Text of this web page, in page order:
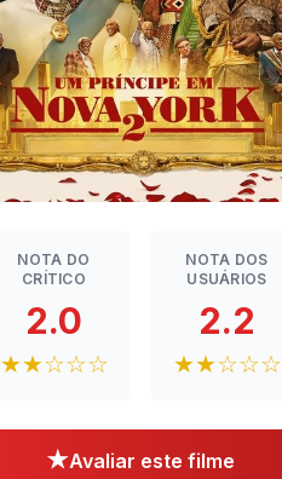
NOTA DO
CRÍTICO
2.0
★★☆☆☆
NOTA DOS
USUÁRIOS
2.2
★★☆☆☆
★Avaliar este filme